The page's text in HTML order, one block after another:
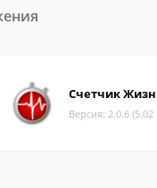
Счетчик
Версия: 2.0.6